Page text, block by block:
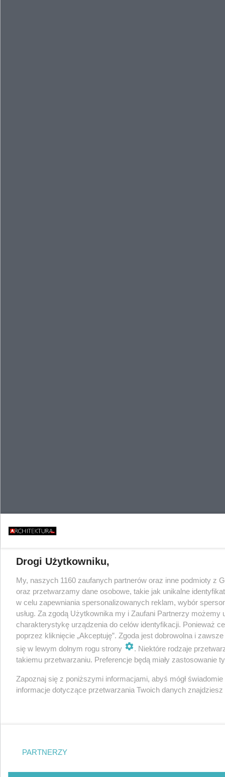
Drogi Użytkowniku,
My, naszych 1160 zaufanych partnerów oraz inne podmioty z
oraz przetwarzamy dane osobowe, takie jak unikalne
w celu zapewniania spersonalizowanych reklam, wybór
usług. Za zgodą Użytkownika my i Zaufani Partnerzy
charakterystykę urządzenia do celów identyfikacji. Ponieważ
poprzez kliknięcie „Akceptuję”. Zgoda jest dobrowolna i
się w lewym dolnym rogu strony
. Niektóre rodzaje
takiemu przetwarzaniu. Preferencje będą miały zastosowanie
Zapoznaj się z poniższymi informacjami, abyś mógł
informacje dotyczące przetwarzania Twoich danych
PARTNERZY